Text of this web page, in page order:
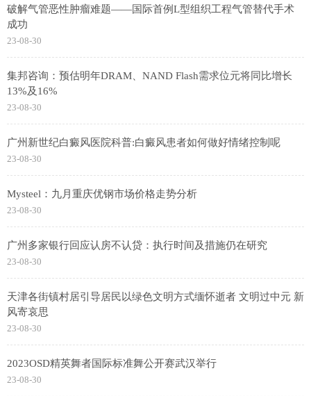
破解气管恶性肿瘤难题——国际首例L型组织工程气管替代手术
成功
23-08-30
集邦咨询：预估明年DRAM、NAND Flash需求位元将同比增长
13%及16%
23-08-30
广州新世纪白癜风医院科普:白癜风患者如何做好情绪控制呢
23-08-30
Mysteel：九月重庆优钢市场价格走势分析
23-08-30
广州多家银行回应认房不认贷：执行时间及措施仍在研究
23-08-30
天津各街镇村居引导居民以绿色文明方式缅怀逝者 文明过中元 新
风寄哀思
23-08-30
2023OSD精英舞者国际标准舞公开赛武汉举行
23-08-30